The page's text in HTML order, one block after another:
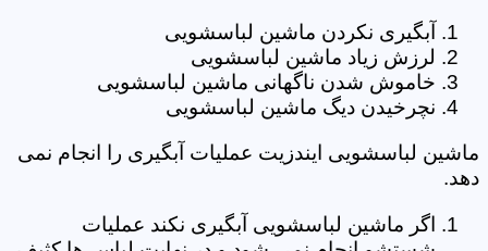
آبگیری نکردن ماشین لباسشویی
لرزش زیاد ماشین لباسشویی
خاموش شدن ناگهانی ماشین لباسشویی
نچرخیدن دیگ ماشین لباسشویی
ماشین لباسشویی ایندزیت عملیات آبگیری را انجام نمی
دهد.
اگر ماشین لباسشویی آبگیری نکند عملیات